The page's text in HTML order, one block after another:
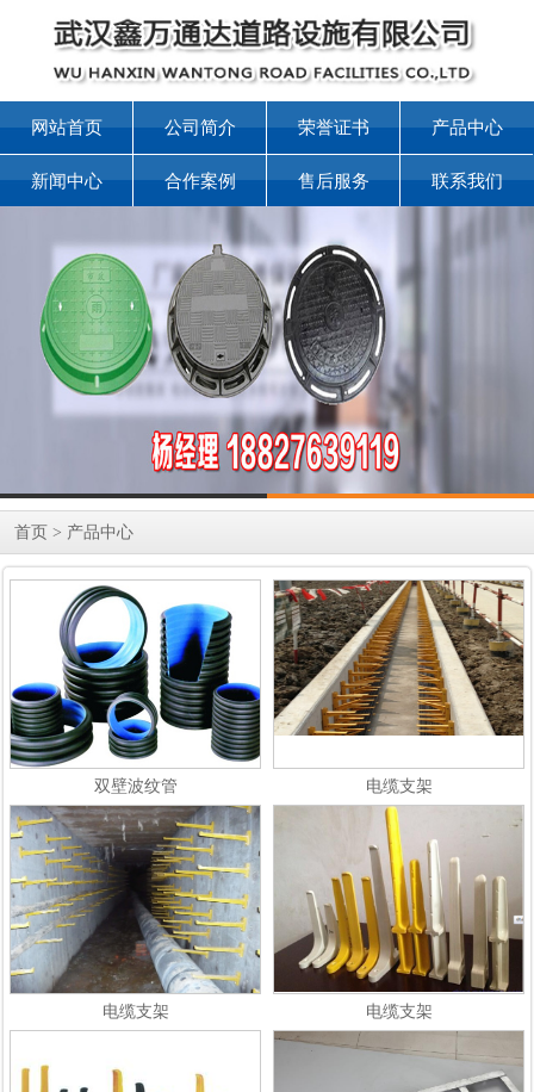
网站首页 公司简介 荣誉证书 产品中心
新闻中心 合作案例 售后服务 联系我们
首页 > 产品中心
双壁波纹管 电缆支架
电缆支架 电缆支架